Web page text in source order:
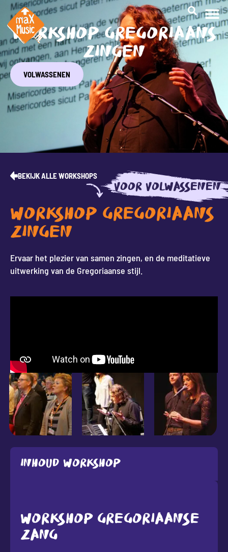
WORKSHOP GREGORIAANS
ZINGEN
VOLWASSENEN
BEKIJK ALLE WORKSHOPS
VOOR VOLWASSENEN
WORKSHOP GREGORIAANS
ZINGEN
Ervaar het plezier van samen zingen, en de meditatieve
uitwerking van de Gregoriaanse stijl.
Inhoud workshop
WORKSHOP GREGORIAANSE
ZANG